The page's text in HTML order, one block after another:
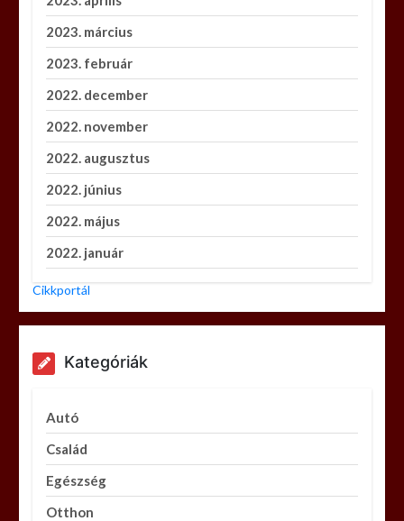
2023. március
2023. február
2022. december
2022. november
2022. augusztus
2022. június
2022. május
2022. január
Cikkportál
Kategóriák
Autó
Család
Egészség
Otthon